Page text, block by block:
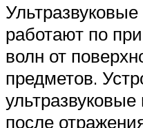
работают по
волн от
предметов.
после